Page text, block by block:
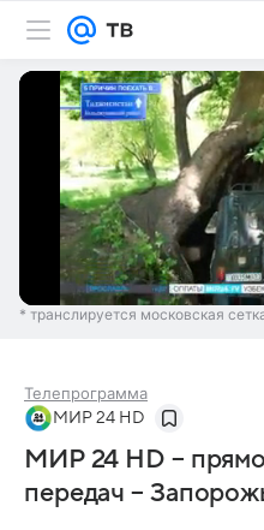
* транслируется московская
Телепрограмма
МИР 24 HD
МИР 24 HD –
передач –